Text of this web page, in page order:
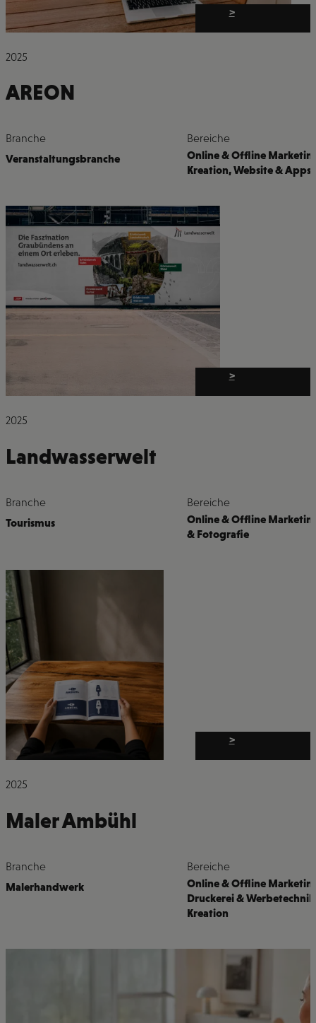
>
2025
AREON
Branche
Veranstaltungsbranche
Bereiche
Online & Offline
Kreation,Website & Apps
>
2025
Landwasserwelt
Branche
Tourismus
Bereiche
Online & Offline
& Fotografie
>
2025
Maler Ambühl
Branche
Malerhandwerk
Bereiche
Online & Offline
Druckerei & Werbetechnik
Kreation